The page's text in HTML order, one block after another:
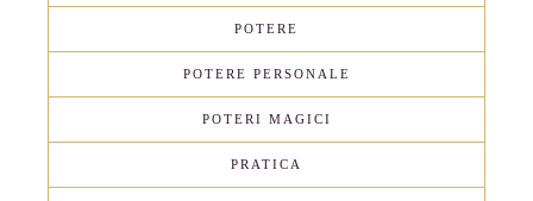
POTERE
POTERE PERSONALE
POTERI MAGICI
PRATICA